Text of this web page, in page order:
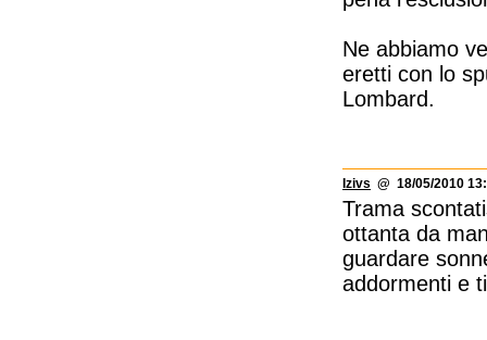
Ne abbiamo
eretti con lo
Lombard.
Izivs @ 18/05/2010
Trama
ottanta da
guardare
addormenti e